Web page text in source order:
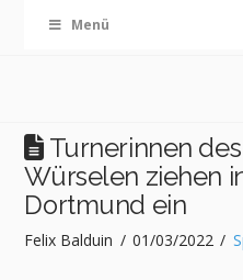
Menü
Turnerinnen
Würselen ziehen
Dortmund ein
Felix Balduin 01/03/2022